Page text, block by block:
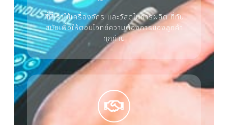
ที่นี่เราใช้เครื่องจักร และวัสดุในการผลิต ที่ทัน
สมัยเพื่อให้ตอบโจทย์ความต้องการของลูกค้า
ทุกท่าน